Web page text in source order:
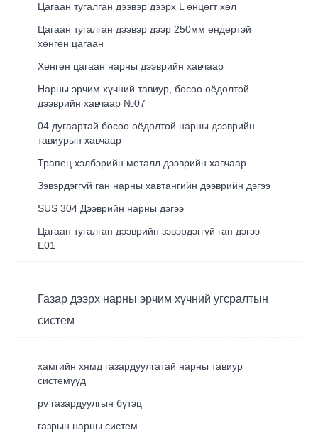
Цагаан тугалган дээвэр дээрх L өнцөгт хөл
Цагаан тугалган дээвэр дээр 250мм өндөртэй
хөнгөн цагаан
Хөнгөн цагаан нарны дээврийн хавчаар
Нарны эрчим хүчний тавиур, босоо оёдолтой
дээврийн хавчаар №07
04 дугаартай босоо оёдолтой нарны дээврийн
тавиурын хавчаар
Трапец хэлбэрийн металл дээврийн хавчаар
Зэвэрдэггүй ган нарны хавтангийн дээврийн дэгээ
SUS 304 Дээврийн нарны дэгээ
Цагаан тугалган дээврийн зэвэрдэггүй ган дэгээ
E01
Газар дээрх нарны эрчим хүчний угсралтын
систем
хамгийн хямд газардуулгатай нарны тавиур
системүүд
pv газардуулгын бүтэц
газрын нарны систем